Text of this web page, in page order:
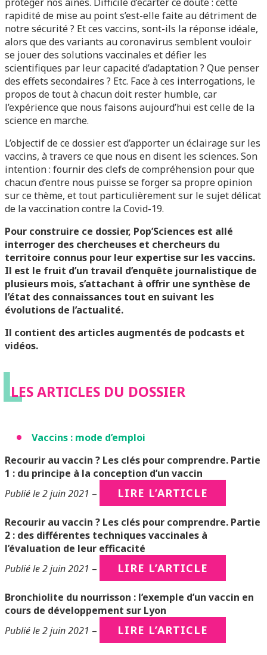
rapidité de mise au point s’est-elle faite au détriment de
notre sécurité ? Et ces vaccins, sont-ils la réponse idéale,
alors que des variants au coronavirus semblent vouloir
se jouer des solutions vaccinales et défier les
scientifiques par leur capacité d’adaptation ? Que penser
des effets secondaires ? Etc. Face à ces interrogations, le
propos de tout à chacun doit rester humble, car
l’expérience que nous faisons aujourd’hui est celle de la
science en marche.
L’objectif de ce dossier est d’apporter un éclairage sur les
vaccins, à travers ce que nous en disent les sciences. Son
intention : fournir des clefs de compréhension pour que
chacun d’entre nous puisse se forger sa propre opinion
sur ce thème, et tout particulièrement sur le sujet délicat
de la vaccination contre la Covid-19.
Pour construire ce dossier, Pop’Sciences est allé
interroger des chercheuses et chercheurs du
territoire connus pour leur expertise sur les vaccins.
Il est le fruit d’un travail d’enquête journalistique de
plusieurs mois, s’attachant à offrir une synthèse de
l’état des connaissances tout en suivant les
évolutions de l’actualité.
Il contient des articles augmentés de podcasts et
vidéos.
L
LES ARTICLES DU DOSSIER
Vaccins : mode d’emploi
Recourir au vaccin ? Les clés pour comprendre. Partie
1 : du principe à la conception d’un vaccin
Publié le 2 juin 2021 – LIRE L’ARTICLE
Recourir au vaccin ? Les clés pour comprendre. Partie
2 : des différentes techniques vaccinales à
l’évaluation de leur efficacité
Publié le 2 juin 2021 – LIRE L’ARTICLE
Bronchiolite du nourrisson : l’exemple d’un vaccin en
cours de développement sur Lyon
Publié le 2 juin 2021 – LIRE L’ARTICLE